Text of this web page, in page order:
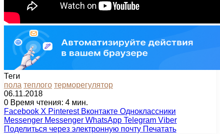
Теги
пола теплого терморегулятор
06.11.2018
0 Время чтения: 4 мин.
Facebook X Pinterest Вконтакте Одноклассники
Messenger Messenger WhatsApp Telegram Viber
Поделиться через электронную почту Печатать